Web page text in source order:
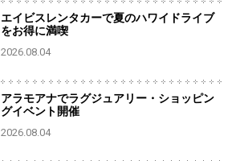
エイビスレンタカーで夏のハワイドライブ
をお得に満喫
2026.08.04
アラモアナでラグジュアリー・ショッピン
グイベント開催
2026.08.04